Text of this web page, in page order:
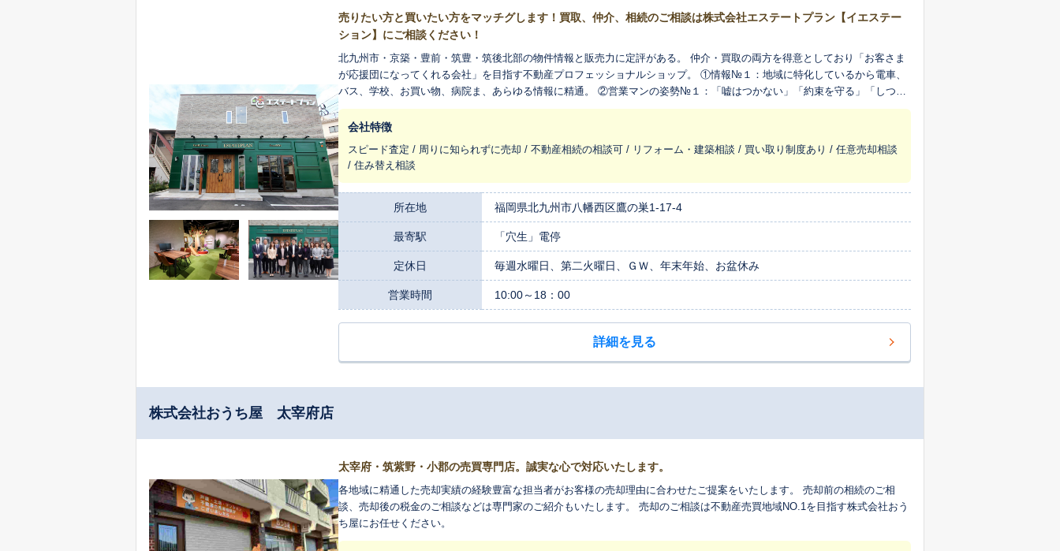
売りたい方と買いたい方をマッチグします！買取、仲介、相続のご相談は株式会社エステートプラン【イエステー
ション】にご相談ください！
北九州市・京築・豊前・筑豊・筑後北部の物件情報と販売力に定評がある。 仲介・買取の両方を得意としており「お客さま
が応援団になってくれる会社」を目指す不動産プロフェッショナルショップ。 ①情報№１：地域に特化しているから電車、
バス、学校、お買い物、病院ま、あらゆる情報に精通。 ②営業マンの姿勢№１：「嘘はつかない」「約束を守る」「しつこ
い営業はしない」 ③フェイスtoフェイス：家庭で一番高価な売り物がマイホーム。お会いしながら、スピードをもって進め
ます
会社特徴
スピード査定 / 周りに知られずに売却 / 不動産相続の相談可 / リフォーム・建築相談 / 買い取り制度あり / 任意売却相談
/ 住み替え相談
所在地 福岡県北九州市八幡西区鷹の巣1-17-4
最寄駅 「穴生」電停
定休日 毎週水曜日、第二火曜日、ＧＷ、年末年始、お盆休み
営業時間 10:00～18：00
詳細を見る
株式会社おうち屋 太宰府店
太宰府・筑紫野・小郡の売買専門店。誠実な心で対応いたします。
各地域に精通した売却実績の経験豊富な担当者がお客様の売却理由に合わせたご提案をいたします。 売却前の相続のご相
談、売却後の税金のご相談などは専門家のご紹介もいたします。 売却のご相談は不動産売買地域NO.1を目指す株式会社おう
ち屋にお任せください。